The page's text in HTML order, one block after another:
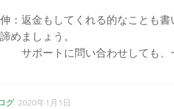
：返金もしてくれる的なことも
めましょう。
ポートに問い合わせしても、一
グ 2020年1月1日